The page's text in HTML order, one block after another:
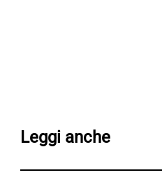
Leggi anche